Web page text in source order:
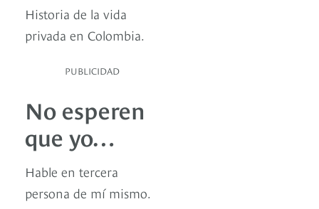
Historia de la vida
privada en Colombia.
PUBLICIDAD
No esperen
que yo…
Hable en tercera
persona de mí mismo.